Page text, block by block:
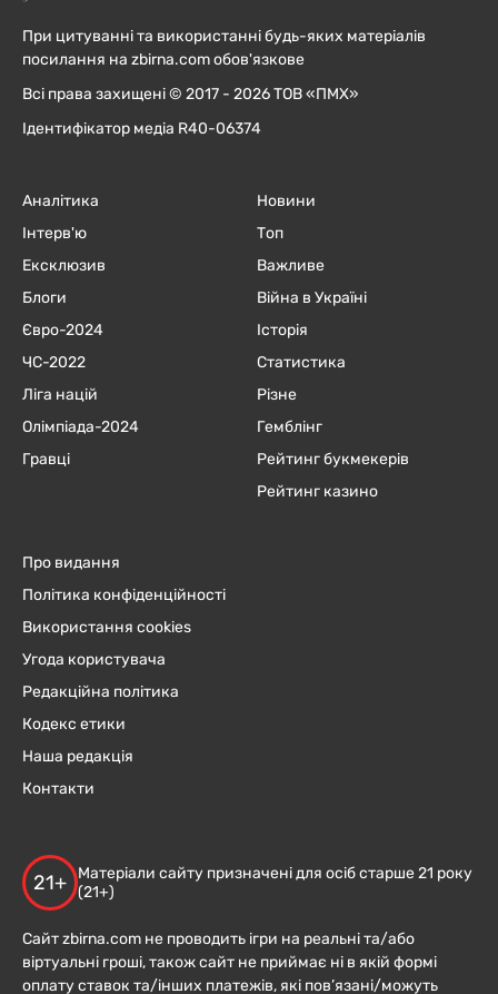
При цитуванні та використанні будь-яких матеріалів
посилання на zbirna.com обов'язкове
Всі права захищені © 2017 - 2026 ТОВ «ПМХ»
Ідентифікатор медіа R40-06374
Аналітика
Інтерв'ю
Ексклюзив
Блоги
Євро-2024
ЧC-2022
Ліга націй
Олімпіада-2024
Гравці
Новини
Топ
Важливе
Війна в Україні
Історія
Статистика
Різне
Гемблінг
Рейтинг букмекерів
Рейтинг казино
Про видання
Політика конфіденційності
Використання cookies
Угода користувача
Редакційна політика
Кодекс етики
Наша редакція
Контакти
21+
Матеріали сайту призначені для осіб старше 21 року
(21+)
Сайт zbirna.com не проводить ігри на реальні та/або
віртуальні гроші, також сайт не приймає ні в якій формі
оплату ставок та/інших платежів, які пов’язані/можуть